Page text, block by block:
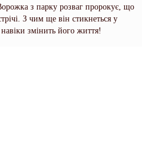
з парку розваг пророкує, що
З чим ще він стикнеться у
змінить його життя!